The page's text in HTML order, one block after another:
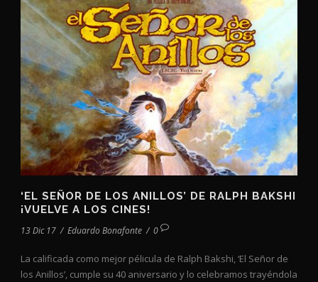
‘EL SEÑOR DE LOS ANILLOS’ DE RALPH BAKSHI
¡VUELVE A LOS CINES!
13 Dic 17 / Eduardo Bonafonte / 0
La calificada como mejor pélicula de Ralph Bakshi, ‘El Señor de
los Anillos’, cumple su 40 aniversario y lo celebramos trayéndola